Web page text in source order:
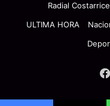
Radial
ULTIMA HORA